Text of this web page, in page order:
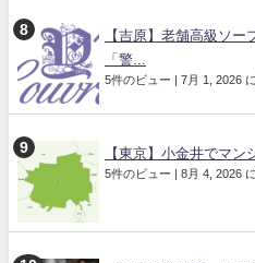
【吉原】老舗高級ソ
「警...
5件のビュー | 7月 1, 2026
【東京】小金井でマ
5件のビュー | 8月 4, 2026